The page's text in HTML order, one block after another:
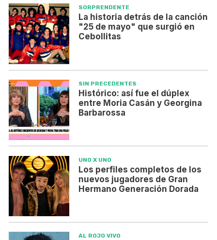
SORPRENDENTE
La historia detrás de la canción
"25 de mayo" que surgió en
Cebollitas
SIN PRECEDENTES
Histórico: así fue el dúplex
entre Moria Casán y Georgina
Barbarossa
UNO X UNO
Los perfiles completos de los
nuevos jugadores de Gran
Hermano Generación Dorada
AL ROJO VIVO